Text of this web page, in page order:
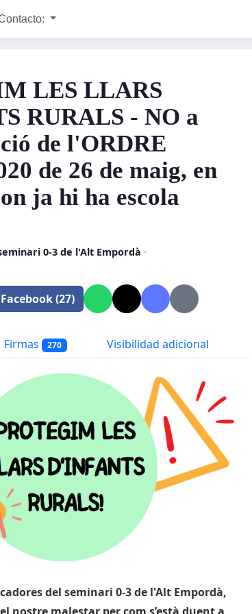
LES LLARS
RURALS - NO a
de l'ORDRE
de 26 de maig, en
ja hi ha escola
0-3 de l'Alt Empordà ·
(27)
Firmas 270 Visibilidad adicional
del seminari 0-3 de l'Alt Empordà,